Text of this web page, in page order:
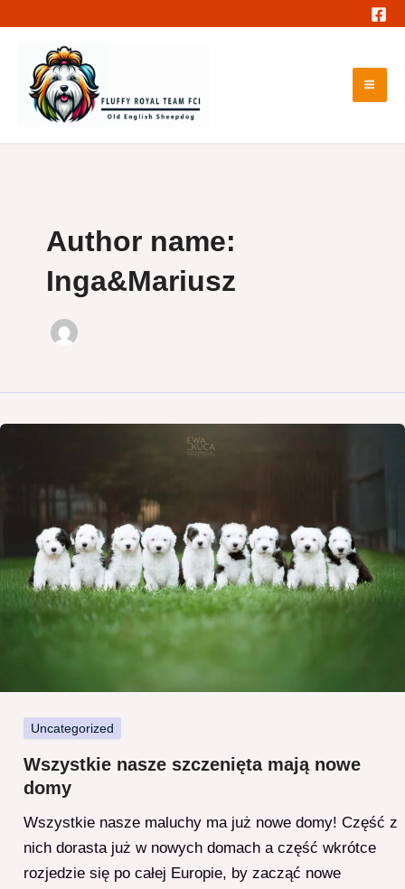
content
Author name:
Inga&Mariusz
Uncategorized
Wszystkie nasze szczenięta mają nowe
domy
Wszystkie nasze maluchy ma już nowe domy! Część z
nich dorasta już w nowych domach a część wkrótce
rozjedzie się po całej Europie, by zacząć nowe